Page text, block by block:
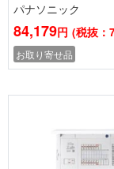
パナソニック
84,179円 (税抜：
お取り寄せ品